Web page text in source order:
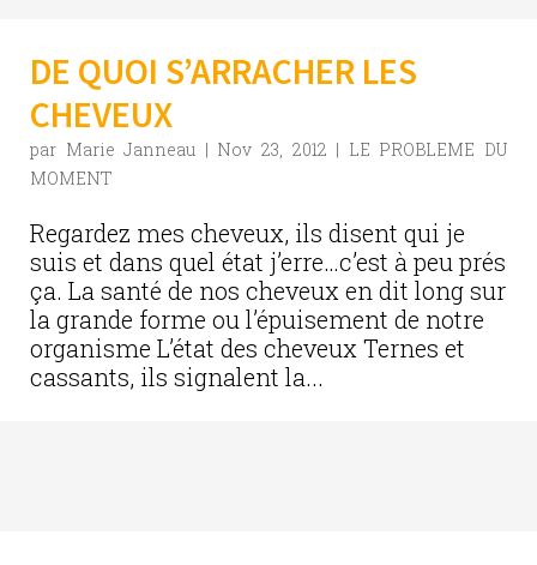
DE QUOI S’ARRACHER LES
CHEVEUX
par Marie Janneau | Nov 23, 2012 | LE PROBLEME DU
MOMENT
Regardez mes cheveux, ils disent qui je
suis et dans quel état j’erre…c’est à peu prés
ça. La santé de nos cheveux en dit long sur
la grande forme ou l’épuisement de notre
organisme L’état des cheveux Ternes et
cassants, ils signalent la...